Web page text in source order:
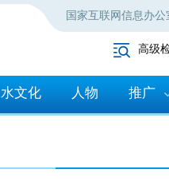
国家互联网信息办
高级
水文化 人物 推广